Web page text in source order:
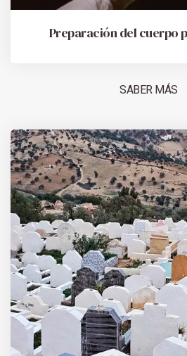
Preparación del cuerpo
SABER MÁS